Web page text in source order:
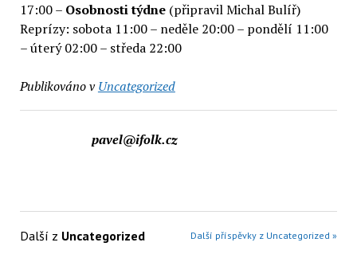
17:00 – Osobnosti týdne (připravil Michal Bulíř)
Reprízy: sobota 11:00 – neděle 20:00 – pondělí 11:00
– úterý 02:00 – středa 22:00
Publikováno v Uncategorized
pavel@ifolk.cz
Další z Uncategorized Další příspěvky z Uncategorized »